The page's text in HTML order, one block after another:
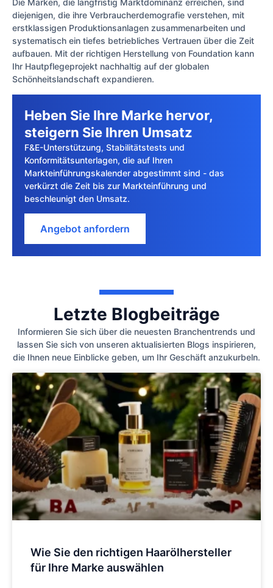
Die Marken, die langfristig Marktdominanz erreichen, sind
diejenigen, die ihre Verbraucherdemografie verstehen, mit
erstklassigen Produktionsanlagen zusammenarbeiten und
systematisch ein tiefes betriebliches Vertrauen über die Zeit
aufbauen. Mit der richtigen Herstellung von Foundation kann
Ihr Hautpflegeprojekt nachhaltig auf der globalen
Schönheitslandschaft expandieren.
Heben Sie Ihre Marke hervor,
steigern Sie Ihren Umsatz
F&E-Unterstützung, Stabilitätstests und
Konformitätsunterlagen, die auf Ihren
Markteinführungskalender abgestimmt sind - das
verkürzt die Zeit bis zur Markteinführung und
beschleunigt den Umsatz.
Angebot anfordern
Letzte Blogbeiträge
Informieren Sie sich über die neuesten Branchentrends und
lassen Sie sich von unseren aktualisierten Blogs inspirieren,
die Ihnen neue Einblicke geben, um Ihr Geschäft anzukurbeln.
Wie Sie den richtigen Haarölhersteller
für Ihre Marke auswählen